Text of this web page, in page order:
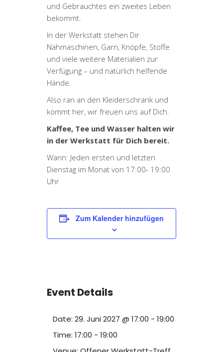
und Gebrauchtes ein zweites Leben
bekommt.
In der Werkstatt stehen Dir
Nähmaschinen, Garn, Knöpfe, Stoffe
und viele weitere Materialien zur
Verfügung – und natürlich helfende
Hände.
Also ran an den Kleiderschrank und
kommt her, wir freuen uns auf Dich.
Kaffee, Tee und Wasser halten wir
in der Werkstatt für Dich bereit.
Wann: Jeden ersten und letzten
Dienstag im Monat von 17:00- 19:00
Uhr
Zum Kalender hinzufügen
Event Details
Date: 29. Juni 2027 @ 17:00 - 19:00
Time: 17:00 - 19:00